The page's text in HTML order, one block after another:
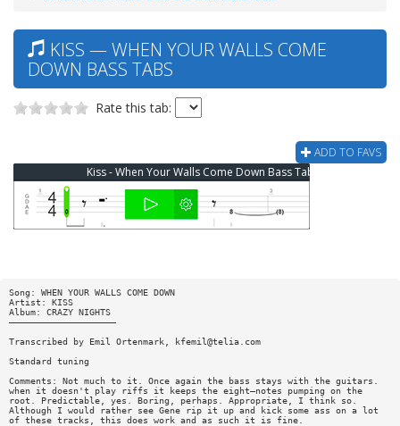
KISS — WHEN YOUR WALLS COME
DOWN BASS TABS
Rate this tab:
ADD TO FAVS
Kiss - When Your Walls Come Down Bass Tab
Song: WHEN YOUR WALLS COME DOWN
Artist: KISS
Album: CRAZY NIGHTS
————————————————————
Transcribed by Emil Ortenmark,
kfemil@telia.com
Standard tuning
Comments: Not much to it. Once again the bass stays with the guitars.
when it doesn't play riffs it keeps the eight—notes pumping on the
root. Predictable, yes. Boring, perhaps. Appropriate, I think so.
Although I would rather see Gene rip it up and kick some ass on a lot
of these tracks, this does work and as such it is fine.